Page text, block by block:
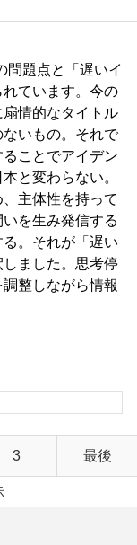
問題点と「遅いイ
ています。今の
情的なタイトル
いもの。それで
ことでアイデン
と変わらない。
主体性を持って
を生み発信する
。それが「遅い
ました。思考停
整しながら情報
3 最後